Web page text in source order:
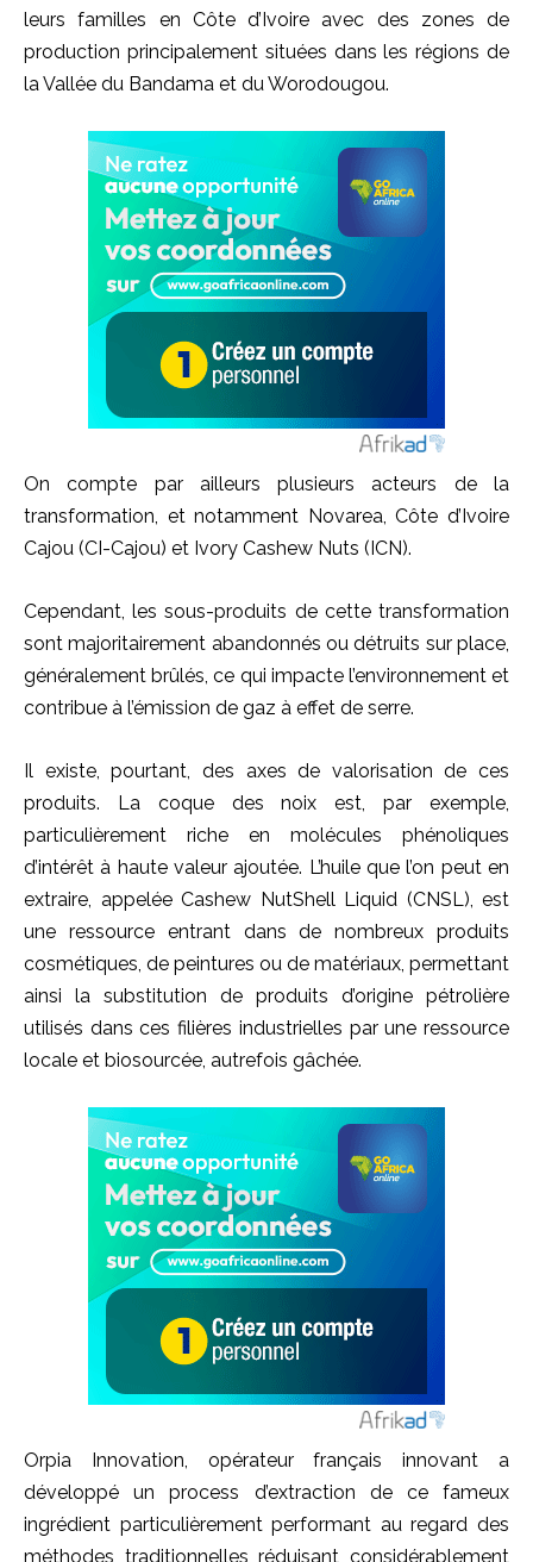
leurs familles en Côte d’Ivoire avec des zones de
production principalement situées dans les régions de
la Vallée du Bandama et du Worodougou.
On compte par ailleurs plusieurs acteurs de la
transformation, et notamment Novarea, Côte d’Ivoire
Cajou (CI-Cajou) et Ivory Cashew Nuts (ICN).
Cependant, les sous-produits de cette transformation
sont majoritairement abandonnés ou détruits sur place,
généralement brûlés, ce qui impacte l’environnement et
contribue à l’émission de gaz à effet de serre.
Il existe, pourtant, des axes de valorisation de ces
produits. La coque des noix est, par exemple,
particulièrement riche en molécules phénoliques
d’intérêt à haute valeur ajoutée. L’huile que l’on peut en
extraire, appelée Cashew NutShell Liquid (CNSL), est
une ressource entrant dans de nombreux produits
cosmétiques, de peintures ou de matériaux, permettant
ainsi la substitution de produits d’origine pétrolière
utilisés dans ces filières industrielles par une ressource
locale et biosourcée, autrefois gâchée.
Orpia Innovation, opérateur français innovant a
développé un process d’extraction de ce fameux
ingrédient particulièrement performant au regard des
méthodes traditionnelles réduisant considérablement